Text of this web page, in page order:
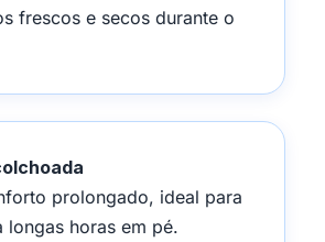
frescos e secos durante o
prolongado, ideal para
longas horas em pé.